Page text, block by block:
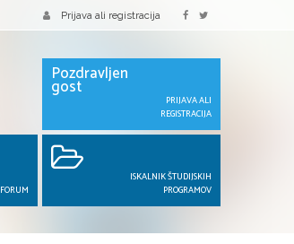
Prijava ali registracija
Pozdravljen
gost
PRIJAVA ALI
REGISTRACIJA
FORUM
ISKALNIK ŠTUDIJSKIH
PROGRAMOV